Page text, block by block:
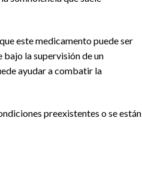
este medicamento puede ser
bajo la supervisión de un
ayudar a combatir la
preexistentes o se están